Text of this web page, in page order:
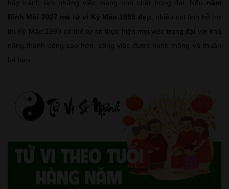
hãy tránh làm những việc mang tính chất trọng đại. Nếu năm
Đinh Mùi 2027 mà tử vi Kỷ Mão 1999 đẹp , nhiều cát tinh hỗ trợ
thì Kỷ Mão 1999 có thể tự tin thực hiện mọi việc trọng đại với khả
năng thành công cao hơn, công việc được hanh thông và thuận
lợi hơn.